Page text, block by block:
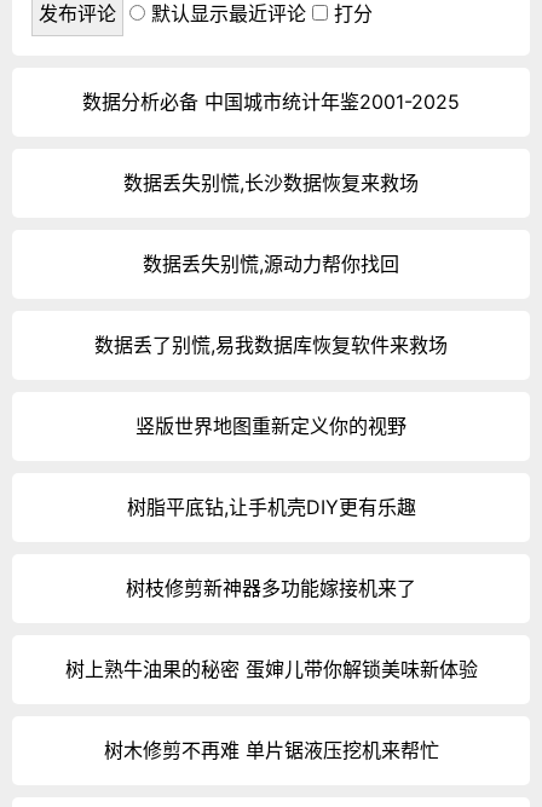
默认显示最近评论 打分
数据分析必备 中国城市统计年鉴2001-2025
数据丢失别慌,长沙数据恢复来救场
数据丢失别慌,源动力帮你找回
数据丢了别慌,易我数据库恢复软件来救场
竖版世界地图重新定义你的视野
树脂平底钻,让手机壳DIY更有乐趣
树枝修剪新神器多功能嫁接机来了
树上熟牛油果的秘密 蛋婶儿带你解锁美味新体验
树木修剪不再难 单片锯液压挖机来帮忙